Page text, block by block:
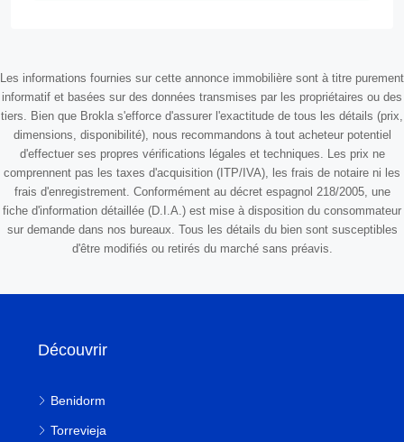
Les informations fournies sur cette annonce immobilière sont à titre purement
informatif et basées sur des données transmises par les propriétaires ou des
tiers. Bien que Brokla s'efforce d'assurer l'exactitude de tous les détails (prix,
dimensions, disponibilité), nous recommandons à tout acheteur potentiel
d'effectuer ses propres vérifications légales et techniques. Les prix ne
comprennent pas les taxes d'acquisition (ITP/IVA), les frais de notaire ni les
frais d'enregistrement. Conformément au décret espagnol 218/2005, une
fiche d'information détaillée (D.I.A.) est mise à disposition du consommateur
sur demande dans nos bureaux. Tous les détails du bien sont susceptibles
d'être modifiés ou retirés du marché sans préavis.
Découvrir
Benidorm
Torrevieja